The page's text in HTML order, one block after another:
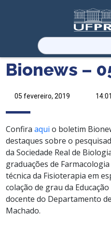
Pesquisar
por:
Bionews –
05 fevereiro, 2019 14:01
Confira aqui o boletim
destaques sobre o
da Sociedade Real de
graduações de
técnica da Fisioterapia em
colação de grau da
docente do Departamento
Machado.